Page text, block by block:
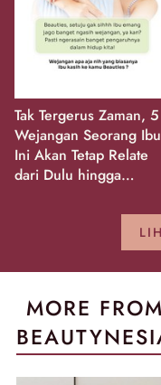
Tak Tergerus Zaman, 5
Wejangan Seorang Ibu
Ini Akan Tetap Relate
dari Dulu hingga
MORE FROM